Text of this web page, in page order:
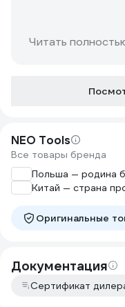
Читать
NEO Tools
Все товары бренда
Польша — родина
Китай — страна
Оригинальные
Документация
Сертификат